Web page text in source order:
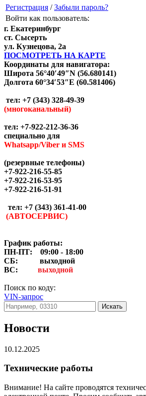
Регистрация /Забыли пароль?
Войти как пользователь:
г. Екатеринбург
ст. Сысерть
ул. Кузнецова, 2а
ПОСМОТРЕТЬ НА КАРТЕ
Координаты для навигатора:
Широта 56°40′49″N (56.680141)
Долгота 60°34′53″E (60.581406)
тел: +7 (343) 328-49-39
(многоканальный)
тел: +7-922-212-36-36
специально для
Whatsapp/Viber и SMS
(резервные телефоны)
+7-922-216-55-85
+7-922-216-53-95
+7-922-216-51-91
тел: +7 (343) 361-41-00
(АВТОСЕРВИС)
График работы:
ПН-ПТ: 09:00 - 18:00
СБ:
выходной
ВС: выходной
Поиск по коду:
VIN-запрос
Искать
Новости
10.12.2025
Технические работы
Внимание! На сайте проводятся